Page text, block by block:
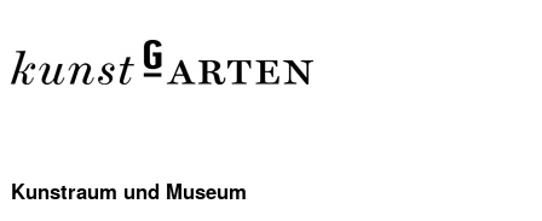
Kunstraum und Museum